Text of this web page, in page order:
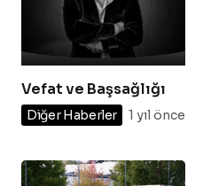
Vefat ve Başsağlığı
Diğer Haberler 1 yıl önce